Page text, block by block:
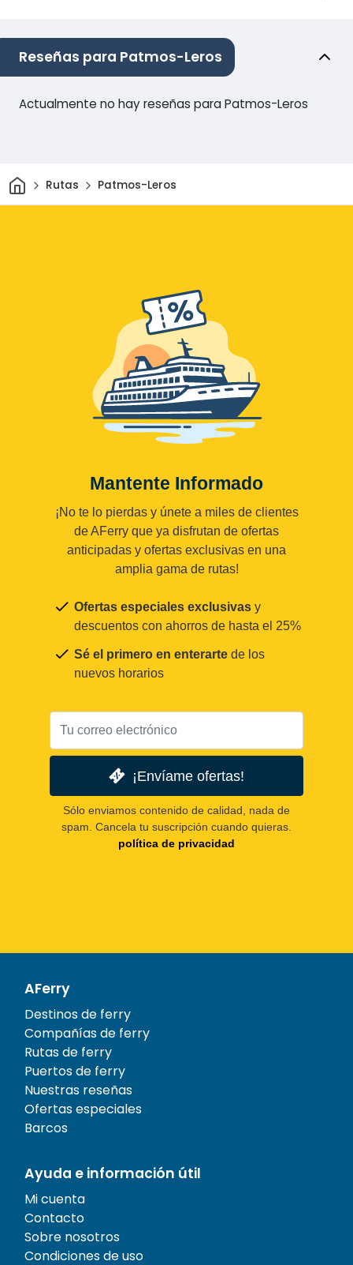
Reseñas para Patmos-Leros
Actualmente no hay reseñas para Patmos-Leros
InicioRutas Patmos-Leros
Mantente Informado
¡No te lo pierdas y únete a miles de clientes
de AFerry que ya disfrutan de ofertas
anticipadas y ofertas exclusivas en una
amplia gama de rutas!
Ofertas especiales exclusivas y
descuentos con ahorros de hasta el 25%
Sé el primero en enterarte de los
nuevos horarios
¡Envíame ofertas!
Sólo enviamos contenido de calidad, nada de
spam. Cancela tu suscripción cuando quieras.
política de privacidad
AFerry
Destinos de ferry
Compañías de ferry
Rutas de ferry
Puertos de ferry
Nuestras reseñas
Ofertas especiales
Barcos
Ayuda e información útil
Mi cuenta
Contacto
Sobre nosotros
Condiciones de uso